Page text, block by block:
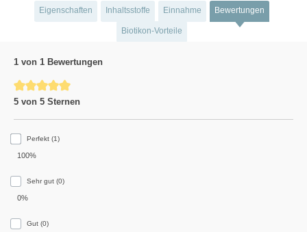
Eigenschaften Inhaltsstoffe Einnahme Bewertungen
Biotikon-Vorteile
1 von 1 Bewertungen
Durchschnittliche Bewertung von 5 von 5 Sternen
5 von 5 Sternen
Perfekt (1)
100%
Sehr gut (0)
0%
Gut (0)